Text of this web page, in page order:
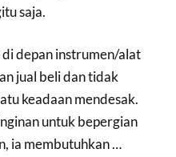
saja.
depan instrumen/alat
jual beli dan tidak
keadaan mendesak.
untuk bepergian
ia membutuhkan …